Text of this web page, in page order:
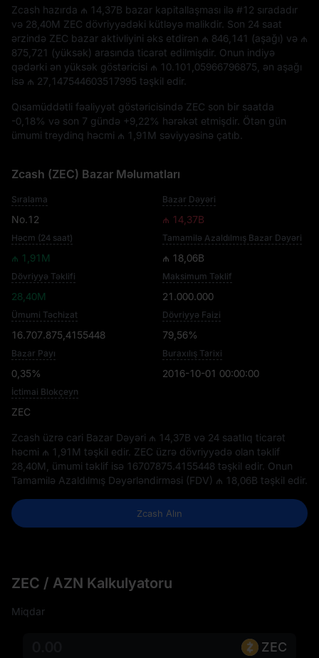
Zcash hazırda ₼ 14,37B bazar kapitallaşması ilə #12 sıradadır
və 28,40M ZEC dövriyyədəki kütləyə malikdir. Son 24 saat
ərzində ZEC bazar aktivliyini əks etdirən ₼ 846,141 (aşağı) və ₼
875,721 (yüksək) arasında ticarət edilmişdir. Onun indiyə
qədərki ən yüksək göstəricisi ₼ 10.101,05966796875 , ən aşağı
isə ₼ 27,147544603517995 təşkil edir.
Qısamüddətli fəaliyyət göstəricisində ZEC son bir saatda
-0,18% və son 7 gündə +9,22% hərəkət etmişdir. Ötən gün
ümumi treydinq həcmi ₼ 1,91M səviyyəsinə çatıb.
Zcash (ZEC) Bazar Məlumatları
Sıralama
No.12
Bazar Dəyəri
₼ 14,37B
Həcm (24 saat)
₼ 1,91M
Tamamilə Azaldılmış Bazar Dəyəri
₼ 18,06B
Dövriyyə Təklifi
28,40M
Maksimum Təklif
21.000.000
Ümumi Təchizat
16.707.875,4155448
Dövriyyə Faizi
79,56%
Bazar Payı
0,35%
Buraxılış Tarixi
2016-10-01 00:00:00
İctimai Blokçeyn
ZEC
Zcash üzrə cari Bazar Dəyəri ₼ 14,37B və 24 saatlıq ticarət
həcmi ₼ 1,91M təşkil edir. ZEC üzrə dövriyyədə olan təklif
28,40M
, ümumi təklif isə 16707875.4155448 təşkil edir. Onun
Tamamilə Azaldılmış Dəyərləndirməsi (FDV) ₼ 18,06B təşkil edir.
Zcash Alın
ZEC / AZN Kalkulyatoru
Miqdar
ZEC